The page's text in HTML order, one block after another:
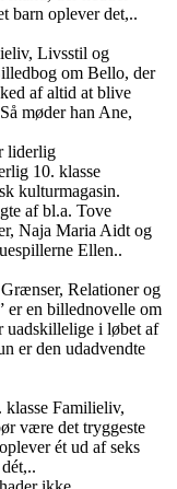
barn oplever det,..
Livsstil og
om Bello, der
af altid at blive
møder han Ane,
liderlig
10. klasse
kulturmagasin.
af bl.a. Tove
Naja Maria Aidt og
Ellen..
Grænser, Relationer og
er en billednovelle om
uadskillelige i løbet af
er den udadvendte
klasse Familieliv,
være det tryggeste
ét ud af seks